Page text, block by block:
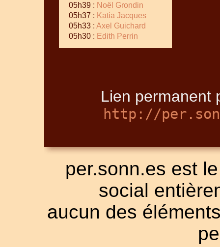
05h39 : Noël Grondin
05h37 : Katia Jacques
05h33 : Axel Guichard
05h30 : Edith Perrin
Lien permanent
http://
per.sonn.es est
social
aucun des